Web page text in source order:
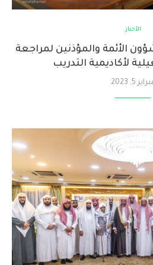
الأخبار
الأئمة والمؤذنين لمراجعة
لأكاديمية التدريب
5, 2023